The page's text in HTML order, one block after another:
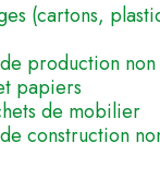
(cartons,
production
papiers
de mobilier
construction